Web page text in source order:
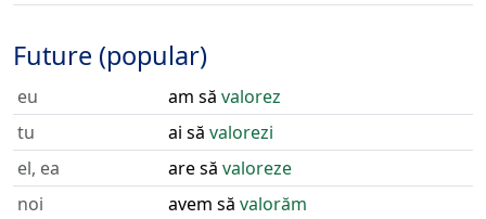
Future (popular)
eu am să valorez
tu
ai să valorezi
el, ea
are să valoreze
noi
avem să valorăm